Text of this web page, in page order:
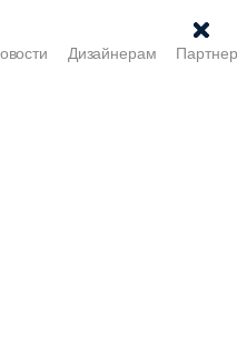
Дизайнерам